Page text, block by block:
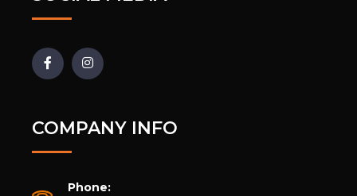
COMPANY INFO
Phone: